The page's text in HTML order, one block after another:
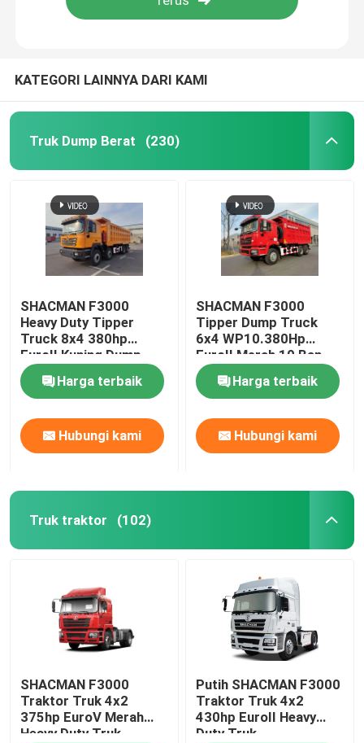
Hubungi Kami
Berita
Permintaan Penawaran
Truk Dump Berat
Truk traktor
truk pengaduk beton
Truk Kargo Crane
Truk pembuangan sampah ringan
Truk Tangki Air
KATEGORI LAINNYA DARI KAMI
Truk Dump Berat (230)
SHACMAN F3000
Heavy Duty Tipper
Truck 8x4 380hp
EuroII Kuning Dump
Truck WEICHAI
Harga terbaik
Hubungi kami
SHACMAN F3000
Tipper Dump Truck
6x4 WP10.380Hp
EuroII Merah 10 Ban
dengan 5175mm
Harga terbaik
Hubungi kami
Truk traktor (102)
SHACMAN F3000
Traktor Truk 4x2
375hp EuroV Merah
Heavy Duty Truk
Putih SHACMAN F3000
Traktor Truk 4x2
430hp EuroII Heavy
Duty Truk